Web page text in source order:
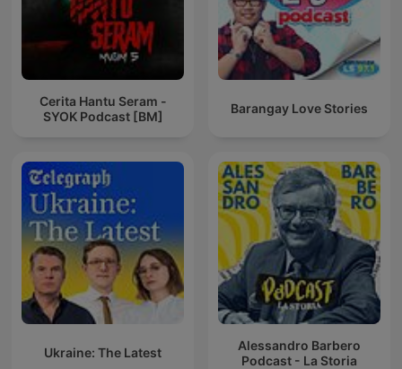
Cerita Hantu Seram -
SYOK Podcast [BM]
Barangay Love Stories
Ukraine: The Latest
Alessandro Barbero
Podcast - La Storia